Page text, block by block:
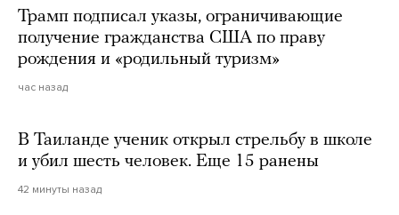
Трамп подписал указы, ограничивающие
получение гражданства США по праву
рождения и «родильный туризм»
час назад
В Таиланде ученик открыл стрельбу в школе
и убил шесть человек. Еще 15 ранены
42 минуты назад